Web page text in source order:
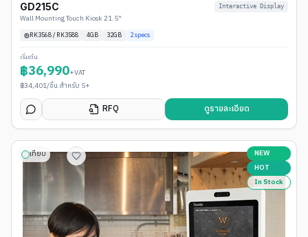
GD215C Interactive Display
Wall Mounting Touch Kiosk 21.5"
RK3568 / RK3588 4GB 32GB 2specs
เริ่มต้น
฿36,990+VAT
฿34,401/ชิ้น สำหรับ 5+
RFQ ดูรายละเอียด
เทียบ
NEW
HOT
In Stock